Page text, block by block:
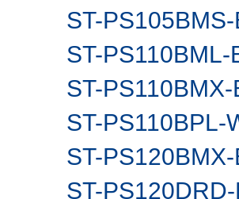
ST-
ST-PS110BML-
ST-PS110BMX-
ST-PS110BPL-
ST-
ST-